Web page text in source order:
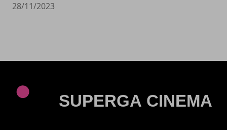
28/11/2023